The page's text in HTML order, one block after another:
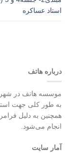
درباره هاتف
موسسه هاتف در شهر
به طور کلی جهت
همچنین به دلیل
انجام می‌شود.
آمار سایت
استاد عساکره